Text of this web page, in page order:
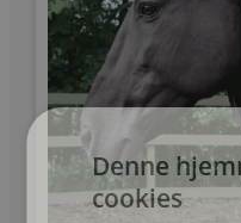
Denne
cookies